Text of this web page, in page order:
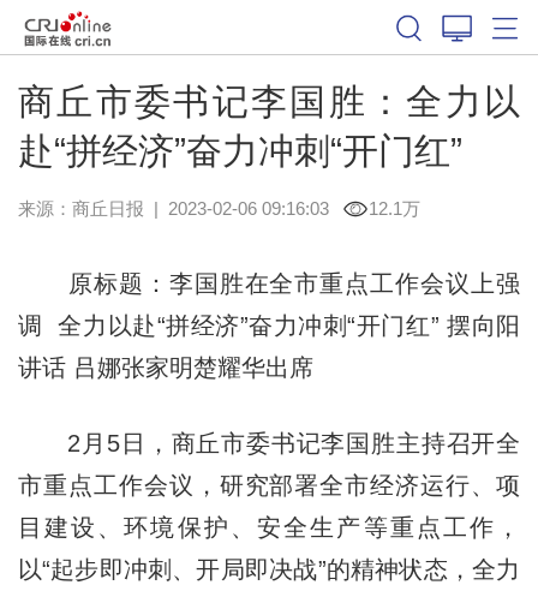
商丘市委书记李国胜：全力以
赴“拼经济”奋力冲刺“开门红”
来源： 商丘日报 | 2023-02-06 09:16:03 12.1万
原标题：李国胜在全市重点工作会议上强
调 全力以赴“拼经济”奋力冲刺“开门红” 摆向阳
讲话 吕娜张家明楚耀华出席
2月5日，商丘市委书记李国胜主持召开全
市重点工作会议，研究部署全市经济运行、项
目建设、环境保护、安全生产等重点工作，
以“起步即冲刺、开局即决战”的精神状态，全力